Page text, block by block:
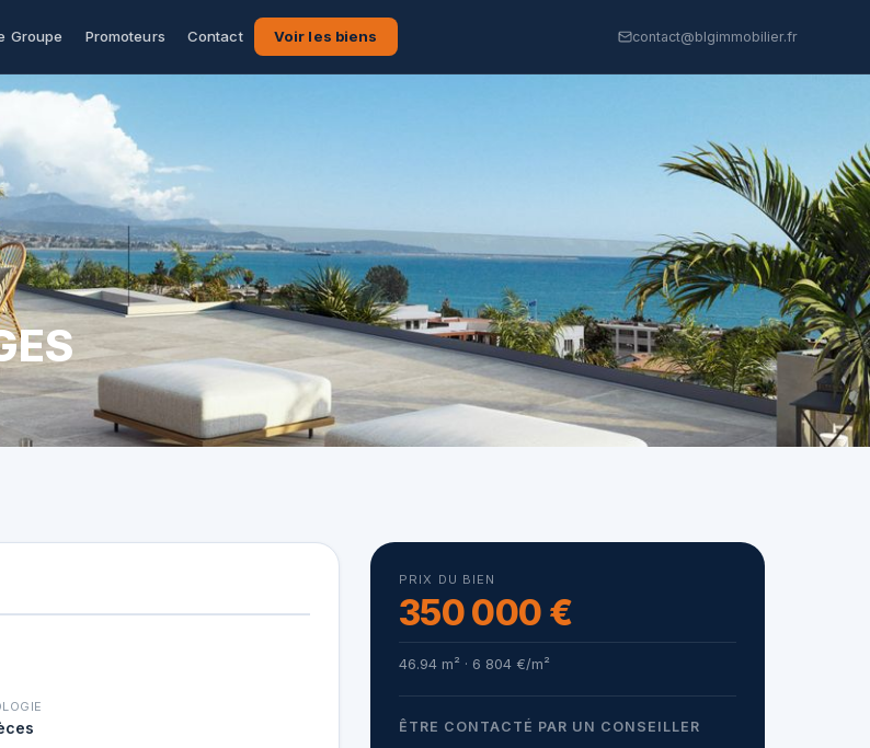
Groupe Promoteurs Contact Voir les biens contact@blgimmobilier.fr
PRIX DU BIEN
350 000 €
46.94 m² · 6 804 €/m²
ÊTRE CONTACTÉ PAR UN CONSEILLER